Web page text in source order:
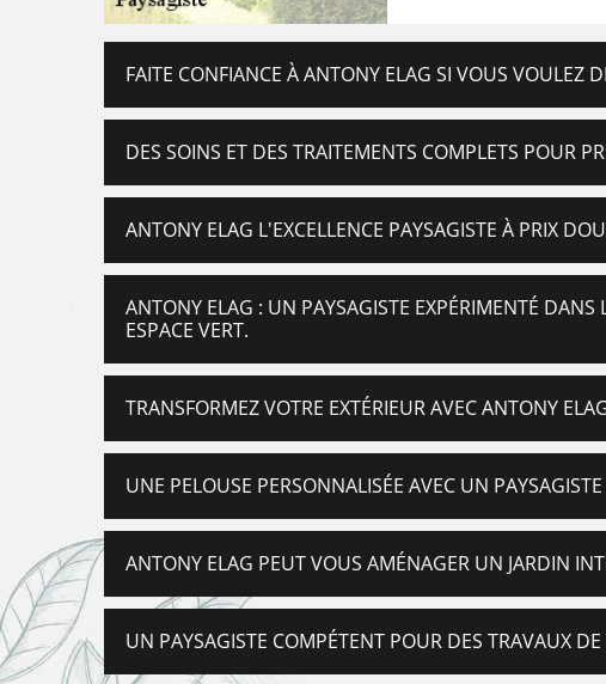
FAITE CONFIANCE À ANTONY ELAG SI VOUS VOULEZ
DES SOINS ET DES TRAITEMENTS COMPLETS POUR
ANTONY ELAG L'EXCELLENCE PAYSAGISTE À PRIX
ANTONY ELAG : UN PAYSAGISTE EXPÉRIMENTÉ
ESPACE VERT.
TRANSFORMEZ VOTRE EXTÉRIEUR AVEC ANTONY
UNE PELOUSE PERSONNALISÉE AVEC UN
ANTONY ELAG PEUT VOUS AMÉNAGER UN JARDIN
UN PAYSAGISTE COMPÉTENT POUR DES TRAVAUX